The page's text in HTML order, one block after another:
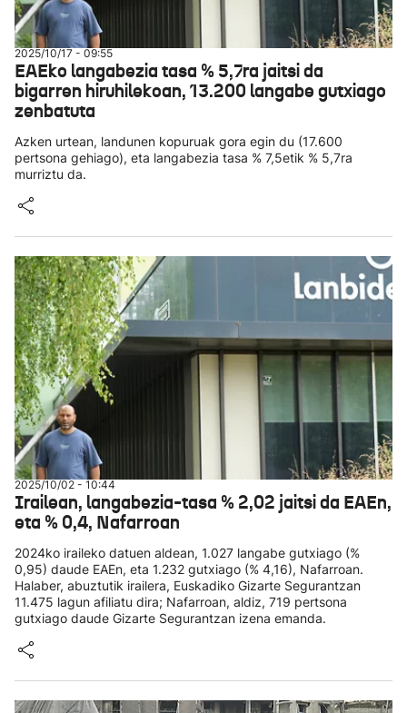
2025/10/17 - 09:55
EAEko langabezia tasa % 5,7ra jaitsi da
bigarren hiruhilekoan, 13.200 langabe gutxiago
zenbatuta
Azken urtean, landunen kopuruak gora egin du (17.600
pertsona gehiago), eta langabezia tasa % 7,5etik % 5,7ra
murriztu da.
2025/10/02 - 10:44
Irailean, langabezia-tasa % 2,02 jaitsi da EAEn,
eta % 0,4, Nafarroan
2024ko iraileko datuen aldean, 1.027 langabe gutxiago (%
0,95) daude EAEn, eta 1.232 gutxiago (% 4,16), Nafarroan.
Halaber, abuztutik irailera, Euskadiko Gizarte Segurantzan
11.475 lagun afiliatu dira; Nafarroan, aldiz, 719 pertsona
gutxiago daude Gizarte Segurantzan izena emanda.